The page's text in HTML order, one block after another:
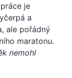
je
a
ale pořádný
maratonu.
nemohl